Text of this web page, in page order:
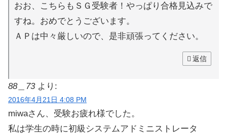
おお、こちらもＳＧ受験者！やっぱり合格見込みで
すね。おめでとうございます。
ＡＰは中々厳しいので、是非頑張ってください。
返信
88＿73 より:
2016年4月21日 4:08 PM
miwaさん、受験お疲れ様でした。
私は学生の時に初級システムアドミニストレータ